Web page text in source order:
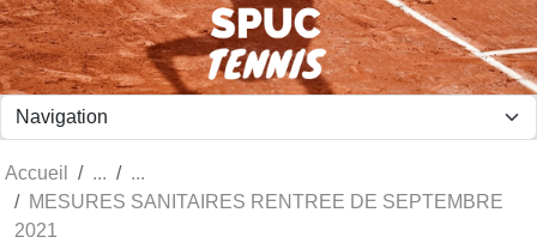
Accueil
MESURES SANITAIRES RENTREE DE SEPTEMBRE
2021
Panneau de gestion des cookies